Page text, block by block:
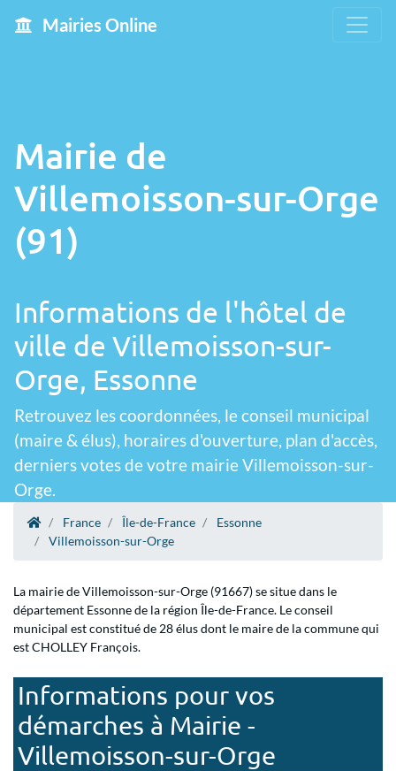
Mairies Online
Mairie de
Villemoisson-sur-Orge
(91)
Informations de l'hôtel de
ville de Villemoisson-sur-
Orge, Essonne
Retrouvez les coordonnées, le conseil municipal
(maire & élus), horaires d'ouverture, plan d'accès,
derniers votes de votre mairie Villemoisson-sur-
Orge.
France Île-de-France
Essonne
Villemoisson-sur-Orge
La mairie de Villemoisson-sur-Orge (91667) se situe dans le
département Essonne de la région Île-de-France. Le conseil
municipal est constitué de 28 élus dont le maire de la commune qui
est CHOLLEY François.
Informations pour vos
démarches à Mairie -
Villemoisson-sur-Orge